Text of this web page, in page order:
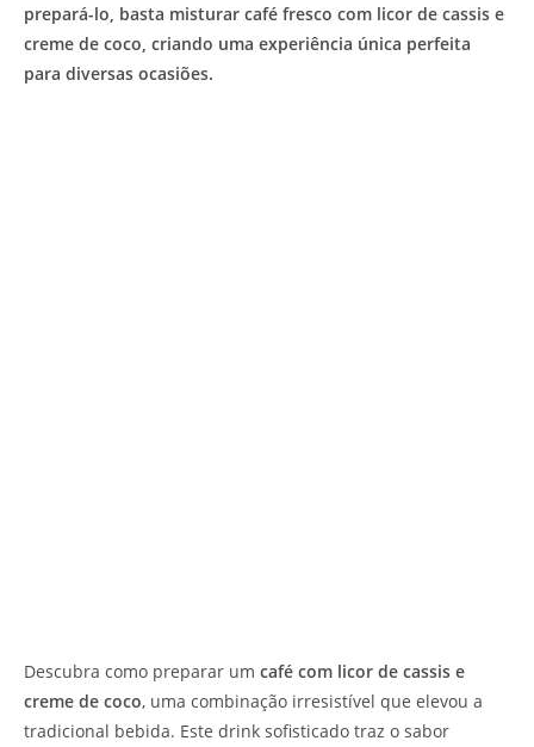
prepará-lo, basta misturar café fresco com licor de cassis e
creme de coco, criando uma experiência única perfeita
para diversas ocasiões.
Descubra como preparar um café com licor de cassis e
creme de coco, uma combinação irresistível que elevou a
tradicional bebida. Este drink sofisticado traz o sabor